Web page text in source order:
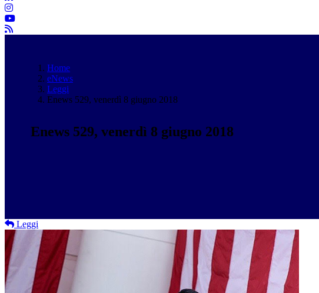
Home
eNews
Leggi
Enews 529, venerdì 8 giugno 2018
Enews 529, venerdì 8 giugno 2018
Leggi